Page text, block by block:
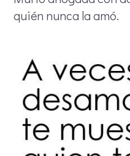
quién nunca la amó.